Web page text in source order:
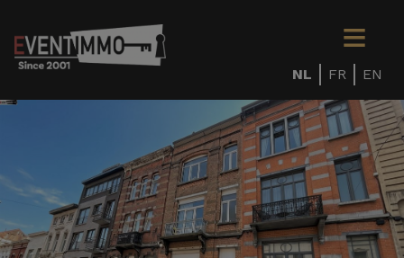
NL FR EN